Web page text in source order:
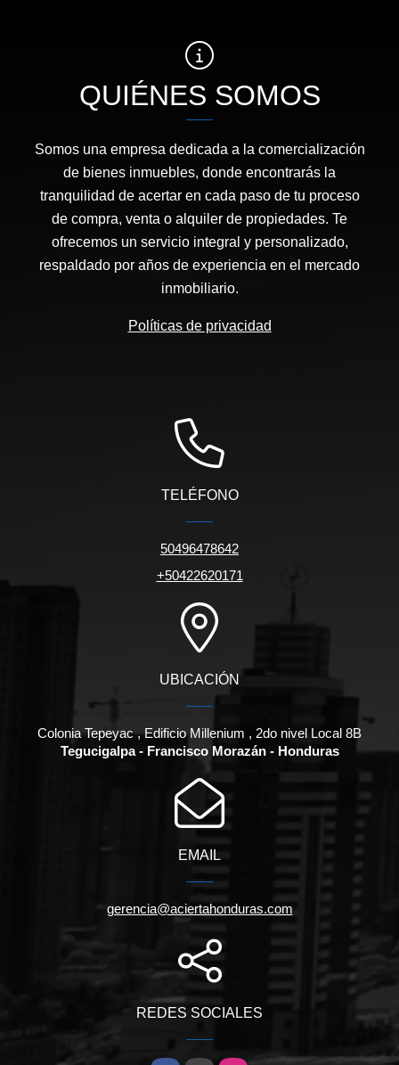
QUIÉNES SOMOS
Somos una empresa dedicada a la comercialización
de bienes inmuebles, donde encontrarás la
tranquilidad de acertar en cada paso de tu proceso
de compra, venta o alquiler de propiedades. Te
ofrecemos un servicio integral y personalizado,
respaldado por años de experiencia en el mercado
inmobiliario.
Políticas de privacidad
TELÉFONO
50496478642
+50422620171
UBICACIÓN
Colonia Tepeyac , Edificio Millenium , 2do nivel Local 8B
Tegucigalpa - Francisco Morazán - Honduras
EMAIL
gerencia@aciertahonduras.com
REDES SOCIALES